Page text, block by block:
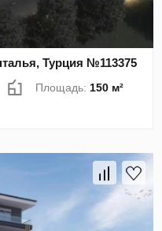
Турция №113375
Площадь: 150 м²